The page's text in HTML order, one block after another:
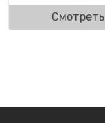
Смотреть